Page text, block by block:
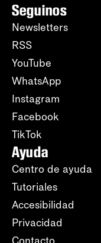
Seguinos
Newsletters
RSS
YouTube
WhatsApp
Instagram
Facebook
TikTok
Ayuda
Centro de ayuda
Tutoriales
Accesibilidad
Privacidad
Contacto